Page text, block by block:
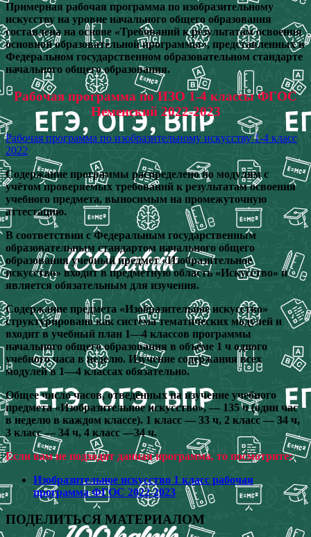
Примерная рабочая программа по изобразительному
искусству на уровне начального общего образования
составлена на основе «Требований к результатам освоения
основной образовательной программы», представленных в
Федеральном государственном образовательном стандарте
начального общего образования.
Рабочая программа по ИЗО 1-4 классы ФГОС
Неменский 2022-2023
Рабочая программа по изобразительному искусству 1-4 класс
2022
Содержание программы распределено по модулям с
учётом проверяемых требований к результатам освоения
учебного предмета, выносимым на промежуточную
аттестацию.
В соответствии с Федеральным государственным
образовательным стандартом начального общего
образования учебный предмет «Изобразительное
искусство» входит в предметную область «Искусство» и
является обязательным для изучения.
Содержание предмета «Изобразительное искусство»
структурировано как система тематических модулей и
входит в учебный план 1—4 классов программы
начального общего образования в объёме 1 ч одного
учебного часа в неделю. Изучение содержания всех
модулей в 1—4 классах обязательно.
Общее число часов, отведённых на изучение учебного
предмета «Изобразительное искусство», — 135 ч (один час
в неделю в каждом классе). 1 класс — 33 ч, 2 класс — 34 ч,
3 класс — 34 ч, 4 класс —34 ч.
Если вам не подходит данная программа, то посмотрите:
Изобразительное искусство 1 класс рабочая
программа ФГОС 2022-2023
ПОДЕЛИТЬСЯ МАТЕРИАЛОМ